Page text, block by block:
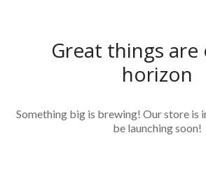
Great things
horizon
Something big is brewing! Our store is
be launching soon!